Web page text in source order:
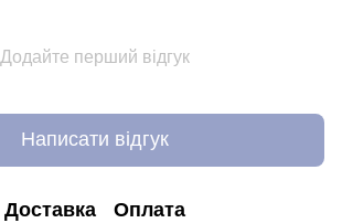
Додайте перший відгук
Написати відгук
Доставка Оплата